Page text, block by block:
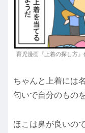
育児漫画『上着の探し方』
ちゃんと上着には
匂いで自分のもの
ほこは鼻が良いの